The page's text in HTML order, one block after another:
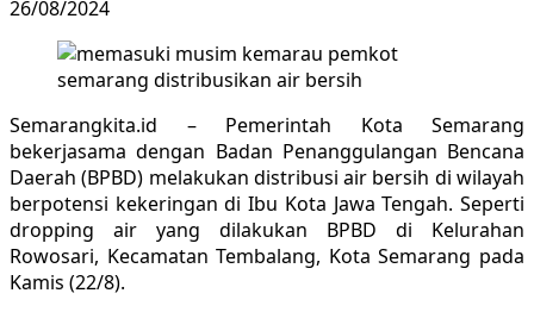
26/08/2024
Semarangkita.id – Pemerintah Kota Semarang
bekerjasama dengan Badan Penanggulangan Bencana
Daerah (BPBD) melakukan distribusi air bersih di wilayah
berpotensi kekeringan di Ibu Kota Jawa Tengah. Seperti
dropping air yang dilakukan BPBD di Kelurahan
Rowosari, Kecamatan Tembalang, Kota Semarang pada
Kamis (22/8).